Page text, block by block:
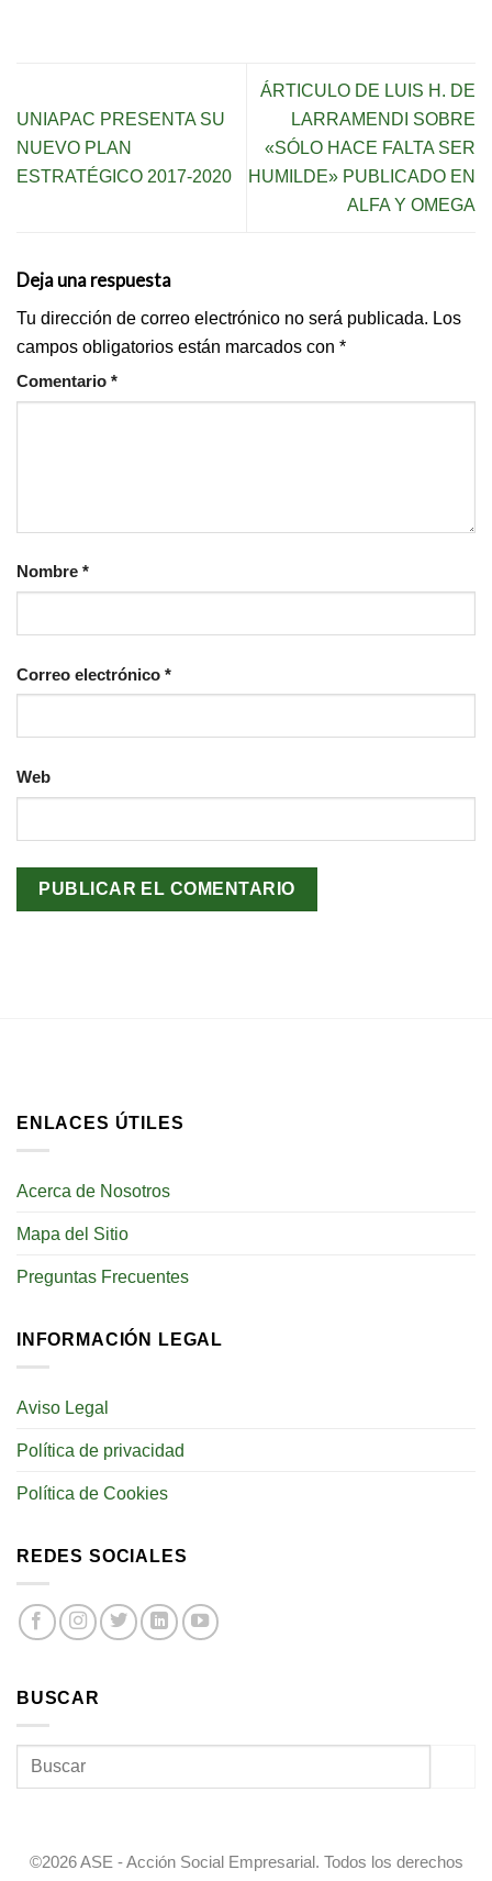
UNIAPAC PRESENTA SU
NUEVO PLAN
ESTRATÉGICO 2017-2020
ÁRTICULO DE LUIS H. DE
LARRAMENDI SOBRE
«SÓLO HACE FALTA SER
HUMILDE» PUBLICADO EN
ALFA Y OMEGA
Deja una respuesta
Tu dirección de correo electrónico no será publicada. Los
campos obligatorios están marcados con *
Comentario *
Nombre *
Correo electrónico *
Web
ENLACES ÚTILES
Acerca de Nosotros
Mapa del Sitio
Preguntas Frecuentes
INFORMACIÓN LEGAL
Aviso Legal
Política de privacidad
Política de Cookies
REDES SOCIALES
BUSCAR
©2026 ASE - Acción Social Empresarial. Todos los derechos